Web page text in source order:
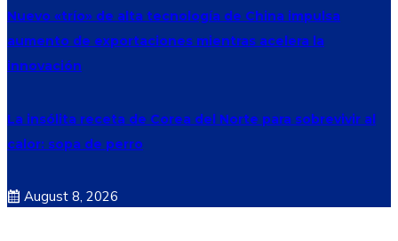
Nuevo «trío» de alta tecnología de China impulsa
aumento de exportaciones mientras acelera la
innovación
La insólita receta de Corea del Norte para sobrevivir al
calor: sopa de perro
August 8, 2026